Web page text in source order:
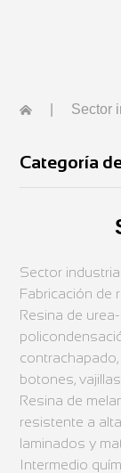
Sector
Categoría
Sector industrial
Fabricación de
Resina de
botones,
Resina de
resistente a
laminados y
Intermedio